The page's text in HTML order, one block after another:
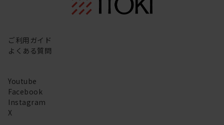
ご利用ガイド
よくある質問
Youtube
Facebook
Instagram
X